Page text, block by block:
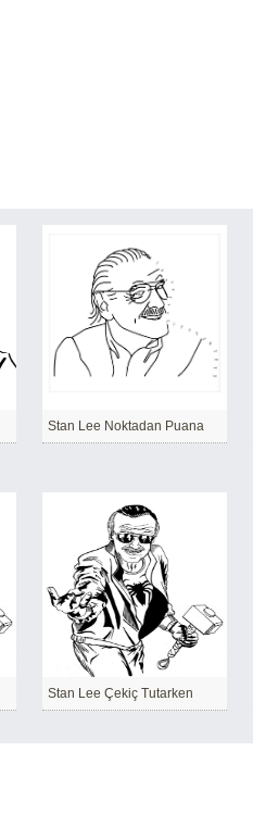
Stan Lee Noktadan Puana
Stan Lee Çekiç Tutarken